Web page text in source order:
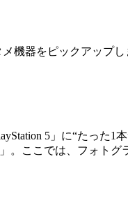
機器をピックアップし
5」に“たった1
。ここでは、フォトグ